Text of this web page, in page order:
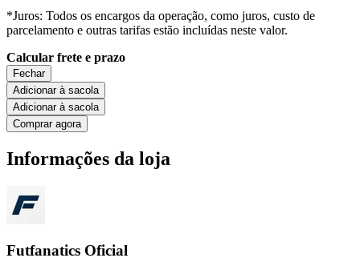
*Juros: Todos os encargos da operação, como juros, custo de
parcelamento e outras tarifas estão incluídas neste valor.
Calcular frete e prazo
Fechar
Adicionar à sacola
Adicionar à sacola
Comprar agora
Informações da loja
Futfanatics Oficial